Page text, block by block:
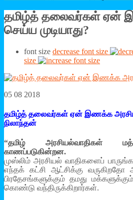
தமிழ்த் தலைவர்கள் ஏன்
செய்ய முடியாது?
font size decrease font size
size
05 08 2018
தமிழ்த் தலைவர்கள் ஏன் இணக்க
நிலாந்தன்
“தமிழ் அரசியல்வாதிகள்
காணப்படுகின்றன.
முஸ்லிம் அரசியல் வாதிகளைப்
எந்தக் கட்சி ஆட்சிக்கு
பிரதேசங்களுக்கும் தமது
கொண்டு வந்திருக்கிறார்கள்.